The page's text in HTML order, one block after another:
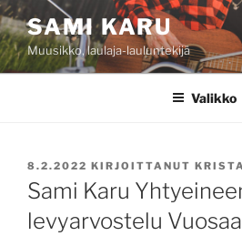
Siirry
sisältöönSAMI KARU
Muusikko, laulaja-lauluntekijä
Valikko
JULKAISTU
8.2.2022 KIRJOITTANUT
Sami Karu
levyarvostelu